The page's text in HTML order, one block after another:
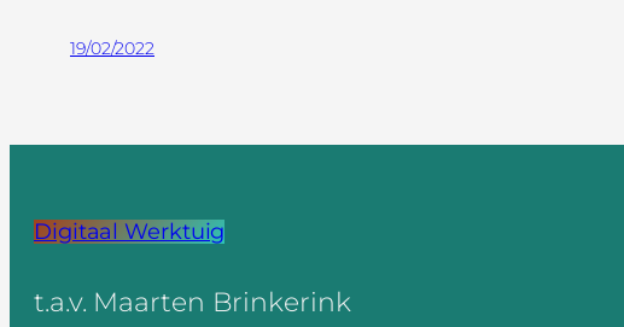
19/02/2022
Digitaal Werktuig
t.a.v. Maarten Brinkerink